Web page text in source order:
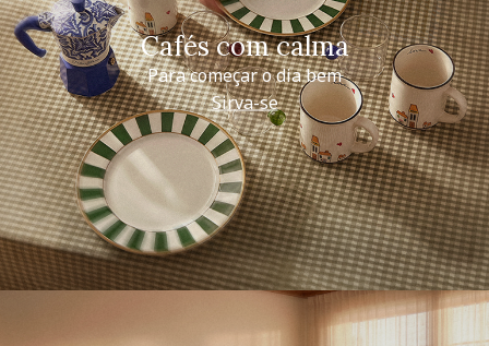
Cafés com calma
Para começar o dia bem
Sirva-se